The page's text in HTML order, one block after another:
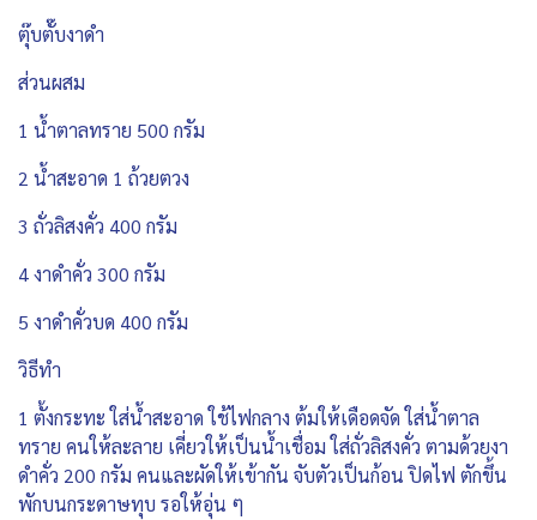
ตุ๊บตั๊บงาดำ
ส่วนผสม
1 น้ำตาลทราย 500 กรัม
2 น้ำสะอาด 1 ถ้วยตวง
3 ถั่วลิสงคั่ว 400 กรัม
4 งาดำคั่ว 300 กรัม
5 งาดำคั่วบด 400 กรัม
วิธีทำ
1 ตั้งกระทะ ใส่น้ำสะอาด ใช้ไฟกลาง ต้มให้เดือดจัด ใส่น้ำตาล
ทราย คนให้ละลาย เคี่ยวให้เป็นน้ำเชื่อม ใส่ถั่วลิสงคั่ว ตามด้วยงา
ดำคั่ว 200 กรัม คนและผัดให้เข้ากัน จับตัวเป็นก้อน ปิดไฟ ตักขึ้น
พักบนกระดาษทุบ รอให้อุ่น ๆ